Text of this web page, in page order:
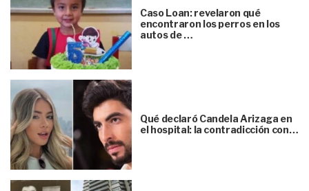
Caso Loan: revelaron qué
encontraron los perros en los
autos de …
Qué declaró Candela Arizaga en
el hospital: la contradicción con…